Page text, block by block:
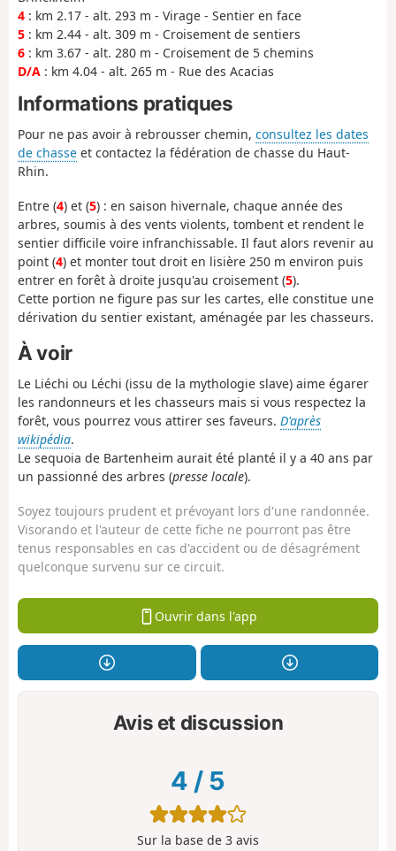
4 : km 2.17 - alt. 293 m - Virage - Sentier en face
5 : km 2.44 - alt. 309 m - Croisement de sentiers
6 : km 3.67 - alt. 280 m - Croisement de 5 chemins
D/A : km 4.04 - alt. 265 m - Rue des Acacias
Informations pratiques
Pour ne pas avoir à rebrousser chemin, consultez les dates
de chasse et contactez la fédération de chasse du Haut-
Rhin.
Entre (4) et (5) : en saison hivernale, chaque année des
arbres, soumis à des vents violents, tombent et rendent le
sentier difficile voire infranchissable. Il faut alors revenir au
point (4) et monter tout droit en lisière 250 m environ puis
entrer en forêt à droite jusqu'au croisement (5).
Cette portion ne figure pas sur les cartes, elle constitue une
dérivation du sentier existant, aménagée par les chasseurs.
À voir
Le Liéchi ou Léchi (issu de la mythologie slave) aime égarer
les randonneurs et les chasseurs mais si vous respectez la
forêt, vous pourrez vous attirer ses faveurs. D'après
wikipédia.
Le sequoia de Bartenheim aurait été planté il y a 40 ans par
un passionné des arbres (presse locale).
Soyez toujours prudent et prévoyant lors d'une randonnée.
Visorando et l'auteur de cette fiche ne pourront pas être
tenus responsables en cas d'accident ou de désagrément
quelconque survenu sur ce circuit.
Ouvrir dans l'app
Avis et discussion
4 / 5
Sur la base de 3 avis